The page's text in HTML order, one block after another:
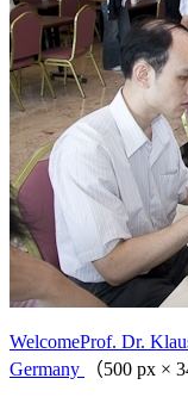
WelcomeProf. Dr.
Germany
（500 px ×